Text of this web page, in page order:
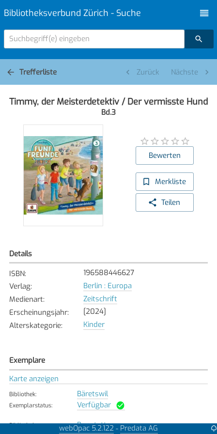
Bibliotheksverbund Zürich - Suche
Suchbegriff(e) eingeben
Trefferliste Zurück Nächste
Timmy, der Meisterdetektiv / Der vermisste Hund
Bd.3
Bewerten
Merkliste
Teilen
Details
ISBN:
196588446627
Verlag:
Berlin : Europa
Medienart:
Zeitschrift
Erscheinungsjahr:
[2024]
Alterskategorie: Kinder
Exemplare
Karte anzeigen
Bibliothek: Bäretswil
Exemplarstatus: Verfügbar
Bibliothek: Bonstetten
webOpac 5.2.122 - Predata AG